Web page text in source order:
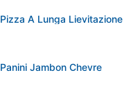
Pizza A Lunga Lievitazione
Panini Jambon Chevre